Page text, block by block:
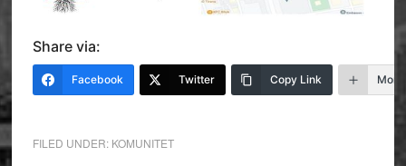
Share via:
Facebook Twitter Copy Link More
FILED UNDER: KOMUNITET